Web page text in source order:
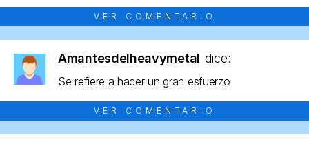
VER COMENTARIO
Amantesdelheavymetal dice:
Se refiere a hacer un gran esfuerzo
VER COMENTARIO